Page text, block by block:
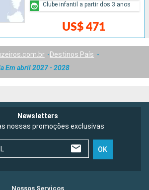
US$ 471
Clube infantil a partir dos 3 anos
Destinos País
Em abril 2027 - 2028
Newsletters
nossas promoções exclusivas
OK
Nossos Serviços